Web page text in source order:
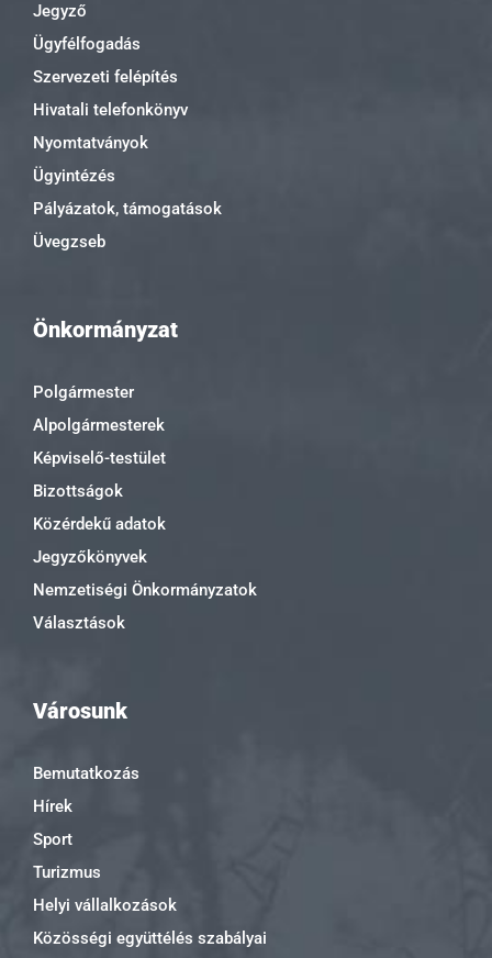
Jegyző
Ügyfélfogadás
Szervezeti felépítés
Hivatali telefonkönyv
Nyomtatványok
Ügyintézés
Pályázatok, támogatások
Üvegzseb
Önkormányzat
Polgármester
Alpolgármesterek
Képviselő-testület
Bizottságok
Közérdekű adatok
Jegyzőkönyvek
Nemzetiségi Önkormányzatok
Választások
Városunk
Bemutatkozás
Hírek
Sport
Turizmus
Helyi vállalkozások
Közösségi együttélés szabályai